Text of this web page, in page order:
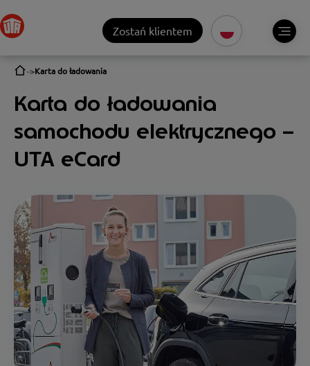
Zostań klientem
Karta do ładowania
Karta do ładowania
samochodu elektrycznego –
UTA eCard